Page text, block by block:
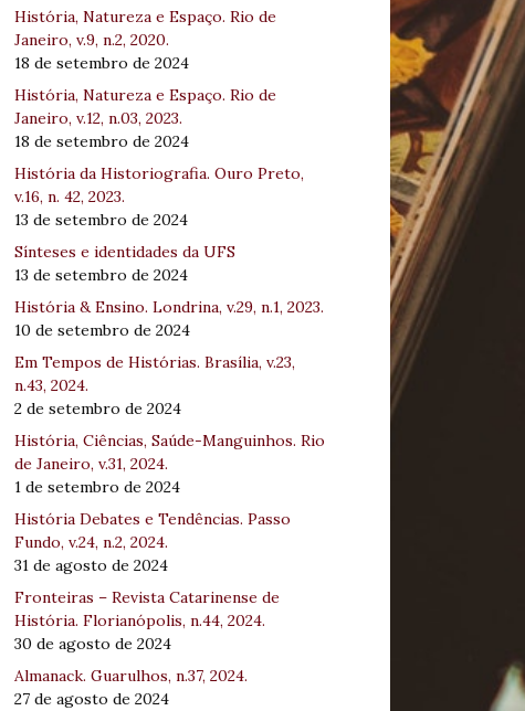
História, Natureza e Espaço. Rio de
Janeiro, v.9, n.2, 2020.
18 de setembro de 2024
História, Natureza e Espaço. Rio de
Janeiro, v.12, n.03, 2023.
18 de setembro de 2024
História da Historiografia. Ouro Preto,
v.16, n. 42, 2023.
13 de setembro de 2024
Sínteses e identidades da UFS
13 de setembro de 2024
História & Ensino. Londrina, v.29, n.1, 2023.
10 de setembro de 2024
Em Tempos de Histórias. Brasília, v.23,
n.43, 2024.
2 de setembro de 2024
História, Ciências, Saúde-Manguinhos. Rio
de Janeiro, v.31, 2024.
1 de setembro de 2024
História Debates e Tendências. Passo
Fundo, v.24, n.2, 2024.
31 de agosto de 2024
Fronteiras – Revista Catarinense de
História. Florianópolis, n.44, 2024.
30 de agosto de 2024
Almanack. Guarulhos, n.37, 2024.
27 de agosto de 2024